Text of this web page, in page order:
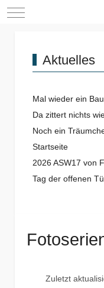
Mobile Menu Toggle
Aktuelles
Mal wieder ein
Da zittert nichts
Noch ein
Startseite
2026 ASW17 von
Tag der offenen
Zuletzt